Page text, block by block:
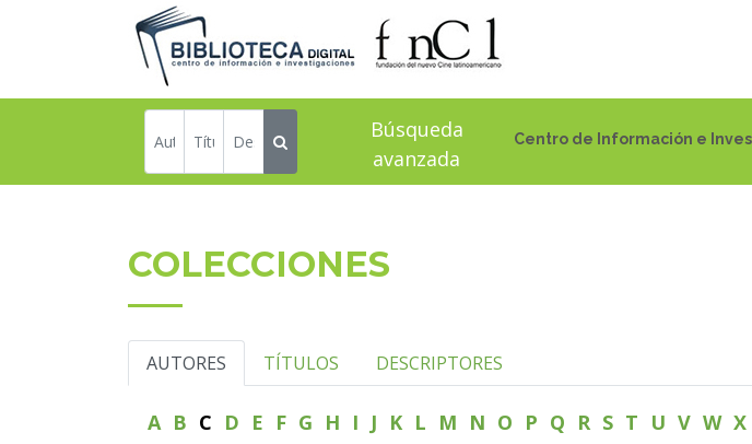
Centro de Información e
Búsqueda
avanzada
COLECCIONES
AUTORES TÍTULOS DESCRIPTORES
A B C D E F G H I J K L M N O P Q R S T U V W X